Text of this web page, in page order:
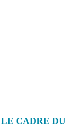
CADRE DU